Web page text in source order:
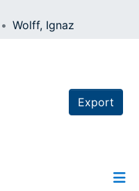
Wolff, Ignaz
Export